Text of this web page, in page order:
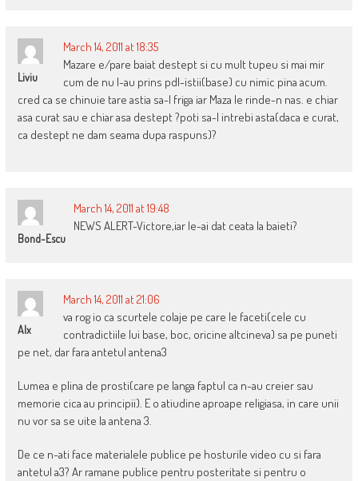
Liviu
March 14, 2011 at 18:35
Mazare e/pare baiat destept si cu mult tupeu si mai mir
cum de nu l-au prins pdl-istii(base) cu nimic pina acum.
cred ca se chinuie tare astia sa-l friga iar Maza le rinde-n nas. e chiar
asa curat sau e chiar asa destept ?poti sa-l intrebi asta(daca e curat,
ca destept ne dam seama dupa raspuns)?
Bond-Escu
March 14, 2011 at 19:48
NEWS ALERT-Victore,iar le-ai dat ceata la baieti?
Alx
March 14, 2011 at 21:06
va rog io ca scurtele colaje pe care le faceti(cele cu
contradictiile lui base, boc, oricine altcineva) sa pe puneti
pe net, dar fara antetul antena3
Lumea e plina de prosti(care pe langa faptul ca n-au creier sau
memorie cica au principii). E o atiudine aproape religiasa, in care unii
nu vor sa se uite la antena 3.
De ce n-ati face materialele publice pe hosturile video cu si fara
antetul a3? Ar ramane publice pentru posteritate si pentru o